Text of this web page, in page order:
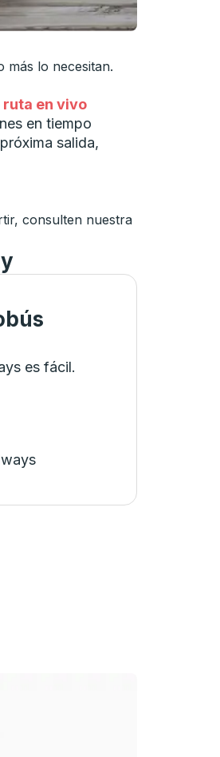
más lo necesitan.
en vivo
en tiempo
salida,
consulten nuestra
es fácil.